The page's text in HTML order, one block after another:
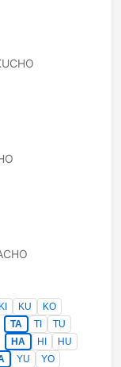
KI KU
KO
TA TI
TU
HA HI
HU
YU
YO